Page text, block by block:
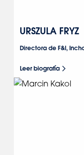
URSZULA FRYZ
Directora de F&I,
Leer biografía